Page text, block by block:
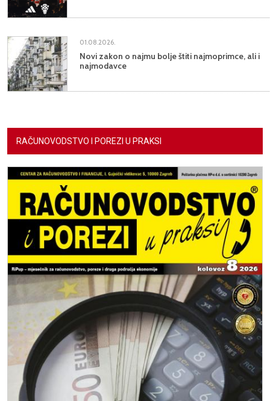
01.08.2026.
Novi zakon o najmu bolje štiti najmoprimce, ali i
najmodavce
RAČUNOVODSTVO I POREZI U PRAKSI